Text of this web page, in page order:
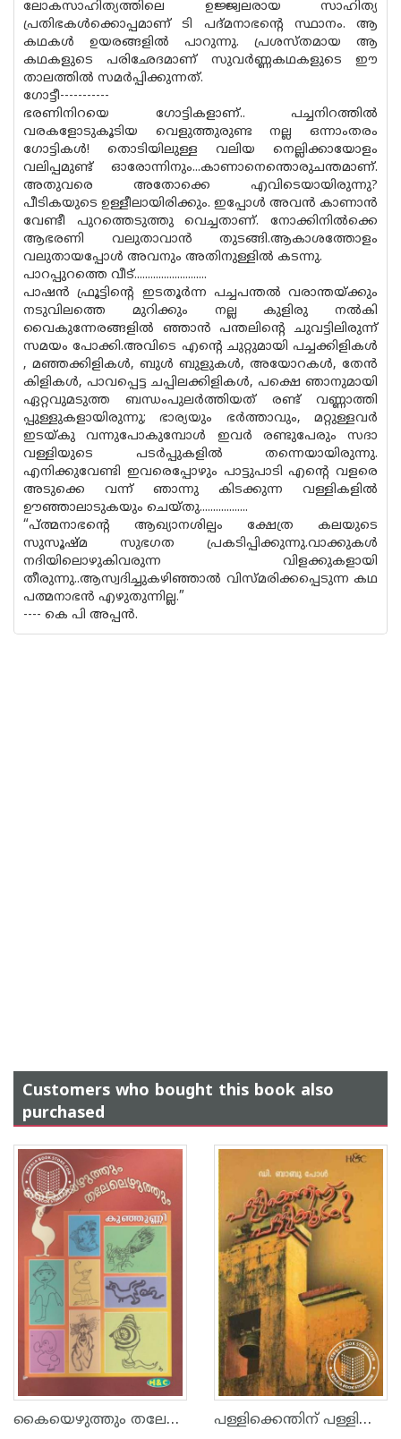
ലോകസാഹിത്യത്തിലെ ഉജ്ജ്വലരായ സാഹിത്യ
പ്രതിഭകള്‍ക്കൊപ്പമാണ് ടി പദ്മനാഭന്റെ സ്ഥാനം. ആ
കഥകള്‍ ഉയരങ്ങളില്‍ പാറുന്നു. പ്രശസ്തമായ ആ
കഥകളുടെ പരിഛേദമാ‌ണ് സുവര്‍ണ്ണകഥകളുടെ ഈ
താലത്തില്‍ സമര്‍പ്പിക്കുന്നത്.
ഗോട്ടീ-----------
ഭരണിനിറയെ ഗോട്ടികളാണ്.. പച്ചനിറത്തില്‍
വരകളോടുകൂടിയ വെളുത്തുരുണ്ട നല്ല ഒന്നാംതരം
ഗോട്ടികള്‍! തൊടിയിലുള്ള വലിയ നെല്ലിക്കായോളം
വലിപ്പമുണ്ട് ഓരോന്നിനും...കാണാനെന്തൊരുചന്തമാണ്.
അതുവരെ അതോക്കെ എവിടെയായിരുന്നു?
പീടികയുടെ ഉള്ളീലായിരിക്കും. ഇപ്പോള്‍ അവ‌ന്‍ കാണാ‌ന്‍
വേണ്ടീ പുറത്തെടുത്തു വെച്ചതാണ്. നോക്കിനില്‍ക്കെ
ആഭരണി വലുതാവാ‌ന്‍ തുടങ്ങി.ആകാശത്തോളം
വലുതായപ്പോള്‍ അവനും അതിനുള്ളില്‍ കടന്നു.
പാറപ്പുറത്തെ വീട്...........................
പാഷ‌ന്‍ ഫ്രൂട്ടിന്റെ ഇടതൂര്‍ന്ന പച്ചപന്തല്‍ വരാന്തയ്‌ക്കും
നടുവിലത്തെ മുറിക്കും നല്ല കുളിരു നല്‍കി
വൈകുന്നേരങ്ങളില്‍ ഞ്ഞാ‌ന്‍ പന്തലിന്റെ ചുവട്ടിലിരുന്ന്
സമയം പോക്കി.അവിടെ എന്റെ ചുറ്റുമായി പച്ചക്കിളികള്‍
, മഞ്ഞക്കിളികള്‍, ബുള്‍ ബുളു‌കള്‍, അയോറകള്‍, തേ‌ന്‍
കിളികള്‍, പാവപ്പെട്ട ചപ്പിലക്കിളികള്‍, പക്ഷെ ഞാനുമായി
ഏറ്റ‌വുമടുത്ത‌ ബന്ധംപുലര്‍ത്തിയത് രണ്ട് വണ്ണാത്തി
പ്പുള്ളുകളായിരുന്നു; ഭാര്യയും ഭര്‍ത്താവും, മറ്റുള്ളവര്‍
ഇടയ്‌കു വന്നുപോകുമ്പോള്‍ ഇവര്‍ രണ്ടുപേരും സദാ
വള്ളിയുടെ പടര്‍പ്പുകളില്‍ തന്നെയായിരുന്നു.
എനിക്കുവേണ്ടി ഇവരെ‌പ്പോഴും പാട്ടുപാടി എന്റെ വളരെ
അടുക്കെ വന്ന് ഞാന്നു കിടക്കുന്ന വള്ളികളില്‍
ഊഞ്ഞാലാടുകയും ചെയ്തു..................
“പ്ത്മനാഭന്റെ ആഖ്യാനശില്പം ക്ഷേത്ര കലയുടെ
സുസൂഷ്മ സുഭഗത പ്രകടിപ്പിക്കുന്നു.വാക്കുകള്‍
നദിയിലൊഴുകിവരുന്ന വിളക്കുകളായി
തീരുന്നു..ആസ്വദിച്ചുകഴിഞ്ഞാല്‍ വിസ്മരിക്കപ്പെടുന്ന കഥ
പത്മനാഭ‌ന്‍ എഴുതുന്നില്ല.”
---- കെ പി അപ്പ‌ന്‍.
Customers who bought this book also
purchased
കൈയെഴുത്തും തലേലെഴുത്തും പള്ളിക്കെന്തിന്‌ പള്ളിക്കൂടം